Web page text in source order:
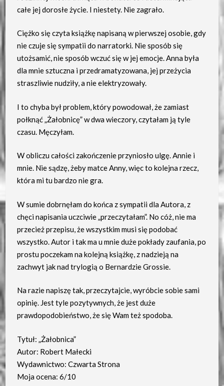
całe jej dorosłe życie. I niestety. Nie zagrało.
Ciężko się czyta książkę napisaną w pierwszej osobie, gdy
nie czuje się sympatii do narratorki. Nie sposób się
utożsamić, nie sposób wczuć się w jej emocje. Anna była
dla mnie sztuczna i przedramatyzowana, jej przeżycia
straszliwie nudziły, a nie elektryzowały.
I to chyba był problem, który powodował, że zamiast
połknąć „Żałobnicę” w dwa wieczory, czytałam ją tyle
czasu. Męczyłam.
W obliczu całości zakończenie przyniosło ulgę. Annie i
mnie. Nie sądzę, żeby matce Anny, więc to kolejna rzecz,
która mi tu bardzo nie gra.
W sumie dobrnęłam do końca z sympatii dla Autora, z
chęci napisania uczciwie „przeczytałam”. No cóż, nie ma
przecież przepisu, że wszystkim musi się podobać
wszystko. Autor i tak ma u mnie duże pokłady zaufania, po
prostu poczekam na kolejną książkę, z nadzieją na
zachwyt jak nad trylogią o Bernardzie Grossie.
Na razie napiszę tak, przeczytajcie, wyróbcie sobie sami
opinię. Jest tyle pozytywnych, że jest duże
prawdopodobieństwo, że się Wam też spodoba.
Tytuł: „Żałobnica”
Autor: Robert Małecki
Wydawnictwo: Czwarta Strona
Moja ocena: 6/10